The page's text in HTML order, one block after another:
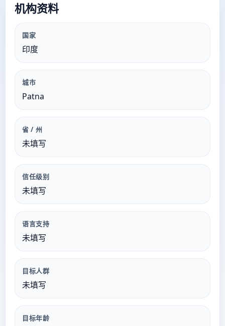
机构资料
国家
印度
城市
Patna
省 / 州
未填写
信任级别
未填写
语言支持
未填写
目标人群
未填写
目标年龄